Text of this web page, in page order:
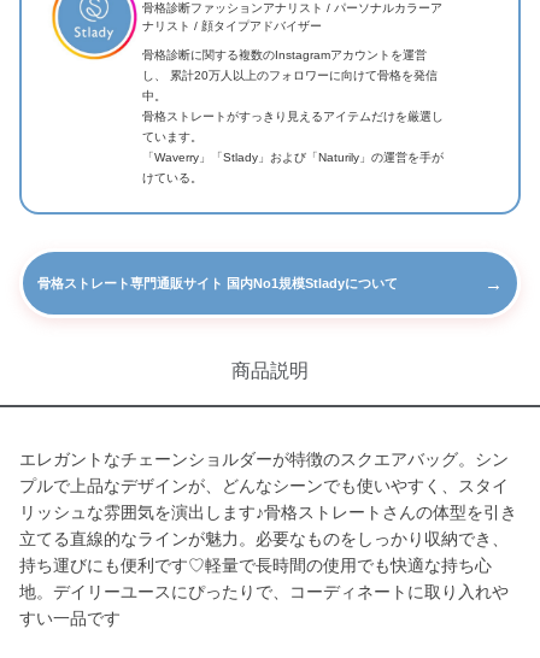
骨格診断ファッションアナリスト / パーソナルカラーア
ナリスト / 顔タイプアドバイザー
骨格診断に関する複数のInstagramアカウントを運営
し、 累計20万人以上のフォロワーに向けて骨格を発信
中。
骨格ストレートがすっきり見えるアイテムだけを厳選し
ています。
「Waverry」「Stlady」および「Naturily」の運営を手が
けている。
骨格ストレート専門通販サイト 国内No1規模Stladyについて →
商品説明
エレガントなチェーンショルダーが特徴のスクエアバッグ。シン
プルで上品なデザインが、どんなシーンでも使いやすく、スタイ
リッシュな雰囲気を演出します♪骨格ストレートさんの体型を引き
立てる直線的なラインが魅力。必要なものをしっかり収納でき、
持ち運びにも便利です♡軽量で長時間の使用でも快適な持ち心
地。デイリーユースにぴったりで、コーディネートに取り入れや
すい一品です